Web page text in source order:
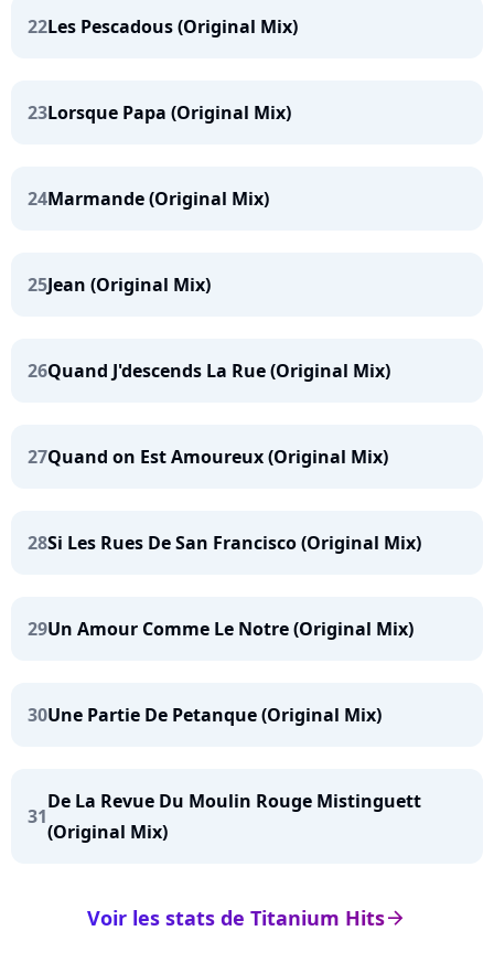
22Les Pescadous (Original Mix)
23Lorsque Papa (Original Mix)
24Marmande (Original Mix)
25Jean (Original Mix)
26Quand J'descends La Rue (Original Mix)
27Quand on Est Amoureux (Original Mix)
28Si Les Rues De San Francisco (Original Mix)
29Un Amour Comme Le Notre (Original Mix)
30Une Partie De Petanque (Original Mix)
31
De La Revue Du Moulin Rouge Mistinguett
(Original Mix)
arrow_right
Voir les stats de Titanium Hits